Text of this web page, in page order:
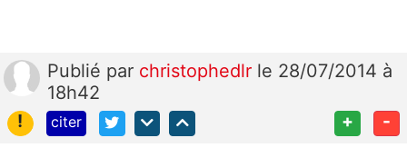
Publié par christophedlr le 28/07/2014 à
18h42
!
citer + -